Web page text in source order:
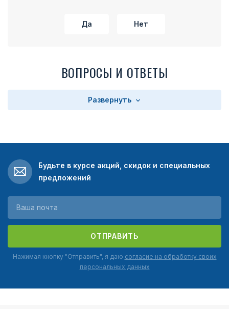
Да Нет
ВОПРОСЫ И ОТВЕТЫ
Развернуть
Будьте в курсе акций, скидок и специальных
предложений
ОТПРАВИТЬ
Нажимая кнопку "Отправить", я даю согласие на обработку своих
персональных данных